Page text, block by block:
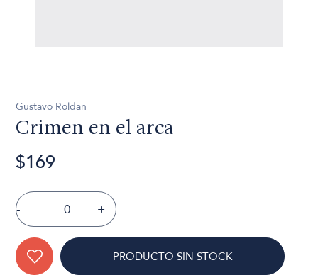
Gustavo Roldán
Crimen en el arca
$169
- +
PRODUCTO SIN STOCK